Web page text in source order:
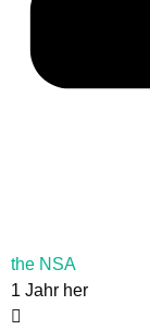
the NSA
1 Jahr her